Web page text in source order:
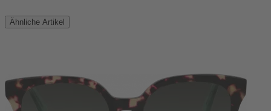
Ähnliche Artikel